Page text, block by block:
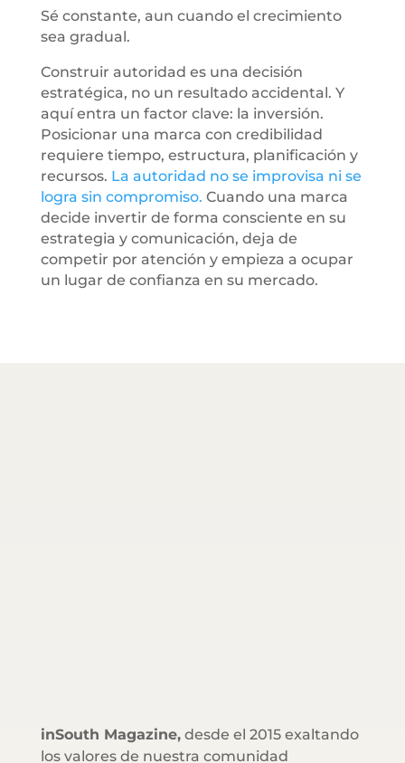
Sé constante, aun cuando el crecimiento
sea gradual.
Construir autoridad es una decisión
estratégica, no un resultado accidental. Y
aquí entra un factor clave: la inversión.
Posicionar una marca con credibilidad
requiere tiempo, estructura, planificación y
recursos. La autoridad no se improvisa ni se
logra sin compromiso. Cuando una marca
decide invertir de forma consciente en su
estrategia y comunicación, deja de
competir por atención y empieza a ocupar
un lugar de confianza en su mercado.
inSouth Magazine,desde el 2015 exaltando
los valores de nuestra comunidad